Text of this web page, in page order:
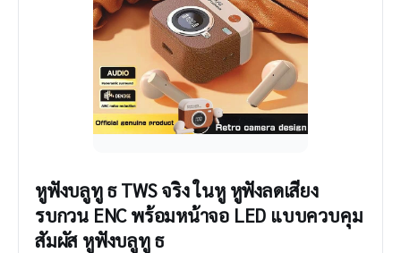
หูฟังบลูทู ธ TWS จริง ในหู หูฟังลดเสียง
รบกวน ENC พร้อมหน้าจอ LED แบบควบคุม
สัมผัส หูฟังบลูทู ธ